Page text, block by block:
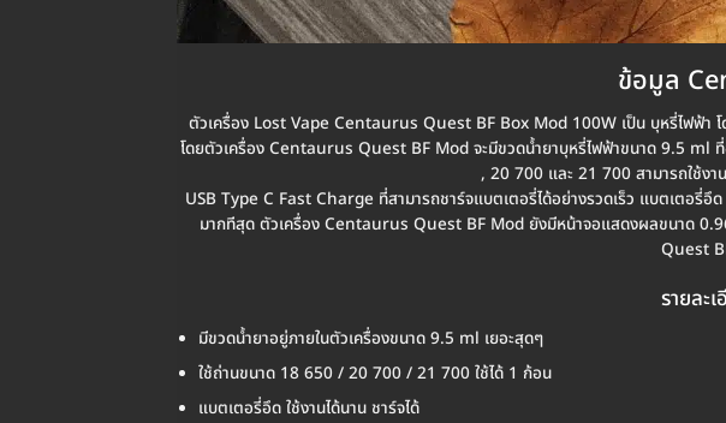
ข้อมูล
ตัวเครื่อง Lost Vape Centaurus Quest BF Box Mod 100W เป็น บุหรี่ไฟฟ้า โ
โดยตัวเครื่อง Centaurus Quest BF Mod จะมีขวดน้ำยาบุหรี่ไฟฟ้าขนาด 9.5 ml
, 20 700 และ 21 700 สามารถใช้งา
USB Type C Fast Charge ที่สามารถชาร์จแบตเตอรี่ได้อย่างรวดเร็ว แบตเตอรี่
มากทีสุด ตัวเครื่อง Centaurus Quest BF Mod ยังมีหน้าจอแสดงผลขนาด
Quest
รายละ
มีขวดน้ำยาอยู่ภายในตัวเครื่องขนาด 9.5 ml เยอะสุดๆ
ใช้ถ่านขนาด 18 650 / 20 700 / 21 700 ใช้ได้ 1 ก้อน
แบตเตอรี่อึด ใช้งานได้นาน ชาร์จได้